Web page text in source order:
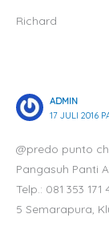
Richard
ADMIN
17 JULI 2016
@predo punto
Pangasuh Panti
Telp.: 081 353
5 Semarapura,